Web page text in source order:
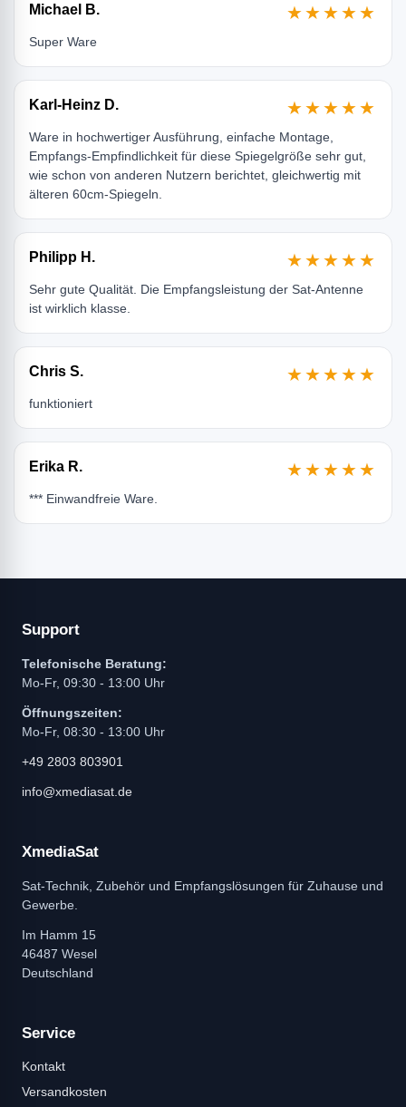
Michael B. ★★★★★
Super Ware
Karl-Heinz D. ★★★★★
Ware in hochwertiger Ausführung, einfache Montage,
Empfangs-Empfindlichkeit für diese Spiegelgröße sehr gut,
wie schon von anderen Nutzern berichtet, gleichwertig mit
älteren 60cm-Spiegeln.
Philipp H. ★★★★★
Sehr gute Qualität. Die Empfangsleistung der Sat-Antenne
ist wirklich klasse.
Chris S. ★★★★★
funktioniert
Erika R. ★★★★★
*** Einwandfreie Ware.
Support
Telefonische Beratung:
Mo-Fr, 09:30 - 13:00 Uhr
Öffnungszeiten:
Mo-Fr, 08:30 - 13:00 Uhr
+49 2803 803901
info@xmediasat.de
XmediaSat
Sat-Technik, Zubehör und Empfangslösungen für Zuhause und
Gewerbe.
Im Hamm 15
46487 Wesel
Deutschland
Service
Kontakt
Versandkosten